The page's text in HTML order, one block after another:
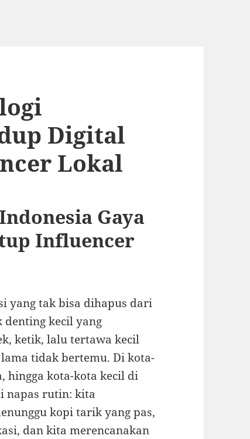
Digital
Lokal
Gaya
Influencer
yang tak bisa dihapus dari
denting kecil yang
ketik, lalu tertawa kecil
tidak bertemu. Di kota-
hingga kota-kota kecil di
napas rutin: kita
kopi tarik yang pas,
dan kita merencanakan